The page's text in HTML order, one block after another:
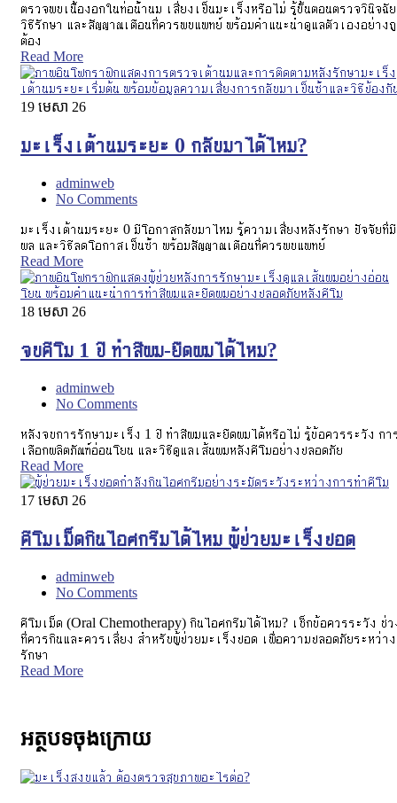
ตรวจพบเนื้องอกในท่อน้ำนม เสี่ยงเป็นมะเร็งหรือไม่ รู้ขั้นตอนตรวจวินิจฉัย
วิธีรักษา และสัญญาณเตือนที่ควรพบแพทย์ พร้อมคำแนะนำดูแลตัวเองอย่าง
ต้อง
Read More
19 មេសា 26
มะเร็งเต้านมระยะ 0 กลับมาได้ไหม?
adminweb
No Comments
มะเร็งเต้านมระยะ 0 มีโอกาสกลับมาไหม รู้ความเสี่ยงหลังรักษา ปัจจัยที่มี
ผล และวิธีลดโอกาสเป็นซ้ำ พร้อมสัญญาณเตือนที่ควรพบแพทย์
Read More
18 មេសា 26
จบคีโม 1 ปี ทำสีผม-ยืดผมได้ไหม?
adminweb
No Comments
หลังจบการรักษามะเร็ง 1 ปี ทำสีผมและยืดผมได้หรือไม่ รู้ข้อควรระวัง กา
เลือกผลิตภัณฑ์อ่อนโยน และวิธีดูแลเส้นผมหลังคีโมอย่างปลอดภัย
Read More
17 មេសា 26
คีโมเม็ดกินไอศกรีมได้ไหม ผู้ป่วยมะเร็งปอด
adminweb
No Comments
คีโมเม็ด (Oral Chemotherapy) กินไอศกรีมได้ไหม? เช็กข้อควรระวัง ช่ว
ที่ควรกินและควรเลี่ยง สำหรับผู้ป่วยมะเร็งปอด เพื่อความปลอดภัยระหว่าง
รักษา
Read More
អត្ថបទចុងក្រោយ